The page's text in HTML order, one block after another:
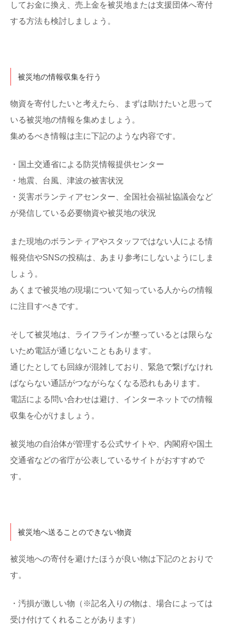
してお金に換え、売上金を被災地または支援団体へ寄付
する方法も検討しましょう。
被災地の情報収集を行う
物資を寄付したいと考えたら、まずは助けたいと思って
いる被災地の情報を集めましょう。
集めるべき情報は主に下記のような内容です。
・国土交通省による防災情報提供センター
・地震、台風、津波の被害状況
・災害ボランティアセンター、全国社会福祉協議会など
が発信している必要物資や被災地の状況
また現地のボランティアやスタッフではない人による情
報発信やSNSの投稿は、あまり参考にしないようにしま
しょう。
あくまで被災地の現場について知っている人からの情報
に注目すべきです。
そして被災地は、ライフラインが整っているとは限らな
いため電話が通じないこともあります。
通じたとしても回線が混雑しており、緊急で繋げなけれ
ばならない通話がつながらなくなる恐れもあります。
電話による問い合わせは避け、インターネットでの情報
収集を心がけましょう。
被災地の自治体が管理する公式サイトや、内閣府や国土
交通省などの省庁が公表しているサイトがおすすめで
す。
被災地へ送ることのできない物資
被災地への寄付を避けたほうが良い物は下記のとおりで
す。
・汚損が激しい物（※記名入りの物は、場合によっては
受け付けてくれることがあります）